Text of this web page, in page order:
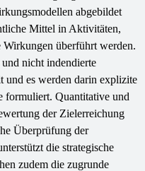
abgebildet
Mittel in Aktivitäten,
überführt werden.
nicht indendierte
und es werden darin explizite
formuliert. Quantitative und
der Zielerreichung
Überprüfung der
die strategische
zudem die zugrunde